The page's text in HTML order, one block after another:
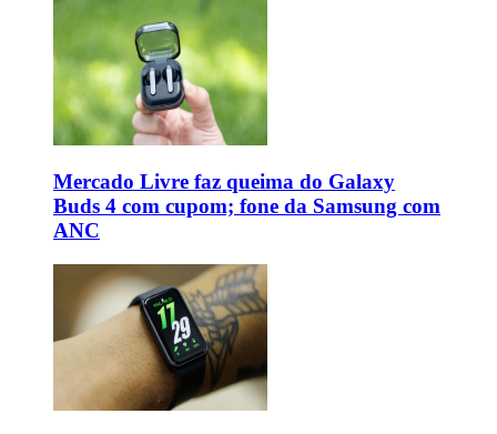
Mercado Livre faz queima do Galaxy
Buds 4 com cupom; fone da Samsung com
ANC